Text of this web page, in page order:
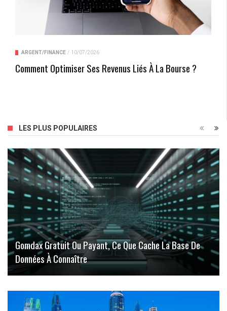
ARGENT/FINANCE / 10/07/2026
Comment Optimiser Ses Revenus Liés À La Bourse ?
LES PLUS POPULAIRES
Gomdax Gratuit Ou Payant, Ce Que Cache La Base De
Données À Connaître